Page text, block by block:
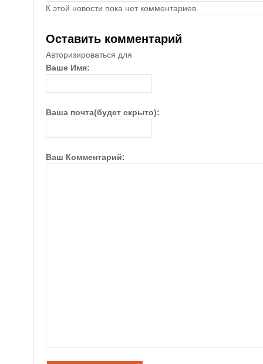
К этой новости пока нет комментариев.
Оставить комментарий
Авторизироваться для
Ваше Имя:
Ваша почта(будет скрыто):
Ваш Комментарий: